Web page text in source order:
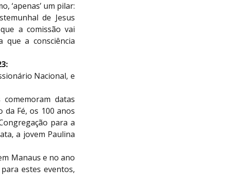
‘apenas’ um pilar:
de Jesus
a comissão vai
que a consciência
Nacional, e
datas
da Fé, os 100 anos
para a
a jovem Paulina
Manaus e no ano
estes eventos,